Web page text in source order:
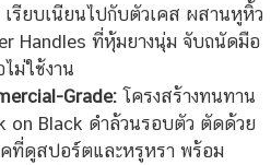
รียบเนียนไปกับตัวเคส ผสานหูหิ้ว
Handles ที่หุ้มยางนุ่ม จับถนัดมือ
ม่ใช้งาน
Grade:โครงสร้างทนทาน
on Black ดำล้วนรอบตัว ตัดด้วย
ที่ดูสปอร์ตและหรูหรา พร้อม